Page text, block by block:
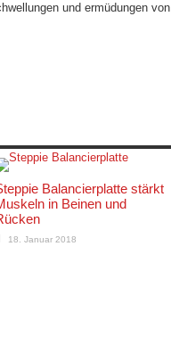
und ermüdungen von
Balancierplatte stärkt
in Beinen und
18. Januar 2018